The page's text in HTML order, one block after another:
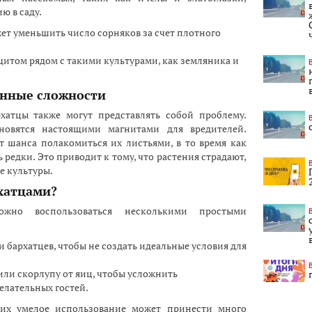
в саду.
уменьшить число сорняков за счет плотного
рядом с такими культурами, как земляника и
сложности
также могут представлять собой проблему.
настоящими магнитами для вредителей.
полакомиться их листьями, в то время как
Это приводит к тому, что растения страдают,
культуры.
воспользоваться несколькими простыми
чтобы не создать идеальные условия для
скорлупу от яиц, чтобы усложнить
гостей.
умелое использование может принести много